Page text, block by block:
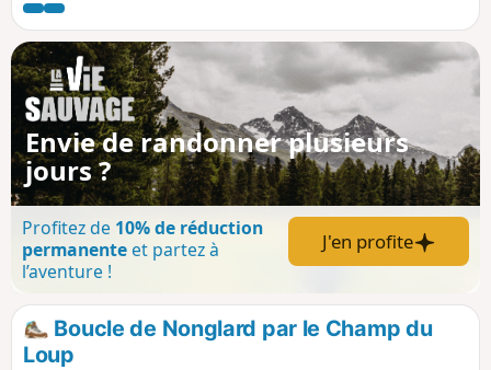
Nombreux panoramas sur le Jura, les Bornes
les Aravis et les Bauges.
Envie de randonner plusieurs
jours ?
Profitez de 10% de réduction
permanenteet partez à
l’aventure !
J'en profite
Boucle de Nonglard par le Champ du
Loup